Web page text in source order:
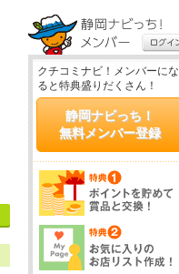
クチコミナビ！メンバーにな
ると特典盛りだくさん！
静岡ナビっち！
無料メンバー登録